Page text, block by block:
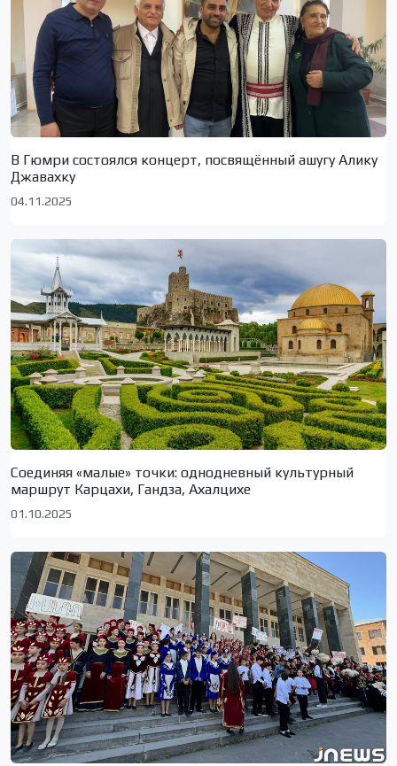
В Гюмри состоялся концерт, посвящённый ашугу Алику
Джавахку
04.11.2025
Соединяя «малые» точки: однодневный культурный
маршрут Карцахи, Гандза, Ахалцихе
01.10.2025